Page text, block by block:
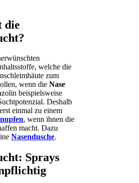
die
welche die
zum
wenn die Nase
beispielsweise
Deshalb
einmal zu einem
, wenn ihnen die
macht. Dazu
Nasendusche.
Sprays